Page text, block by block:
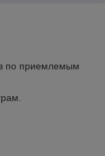
по приемлемым